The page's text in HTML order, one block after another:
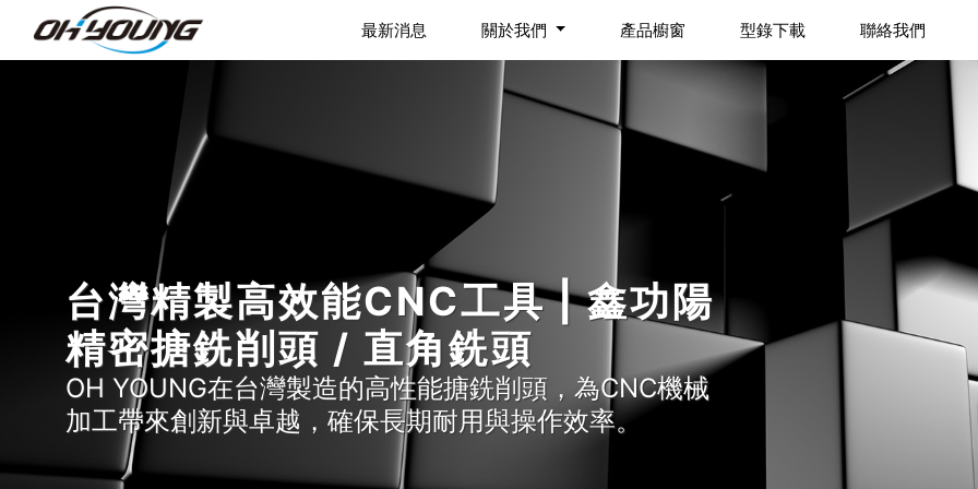
最新消息 關於我們 產品櫥窗 型錄下載 聯絡我們
台灣精製高效能CNC工具 | 鑫功陽
精密搪銑削頭 / 直角銑頭
OH YOUNG在台灣製造的高性能搪銑削頭，為CNC機械
加工帶來創新與卓越，確保長期耐用與操作效率。